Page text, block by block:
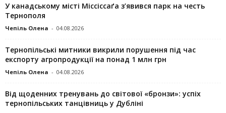
У канадському місті Міссіссаґа з’явився парк на честь
Тернополя
Чепіль Олена - 04.08.2026
Тернопільські митники викрили порушення під час
експорту агропродукції на понад 1 млн грн
Чепіль Олена - 04.08.2026
Від щоденних тренувань до світової «бронзи»: успіх
тернопільських танцівниць у Дубліні